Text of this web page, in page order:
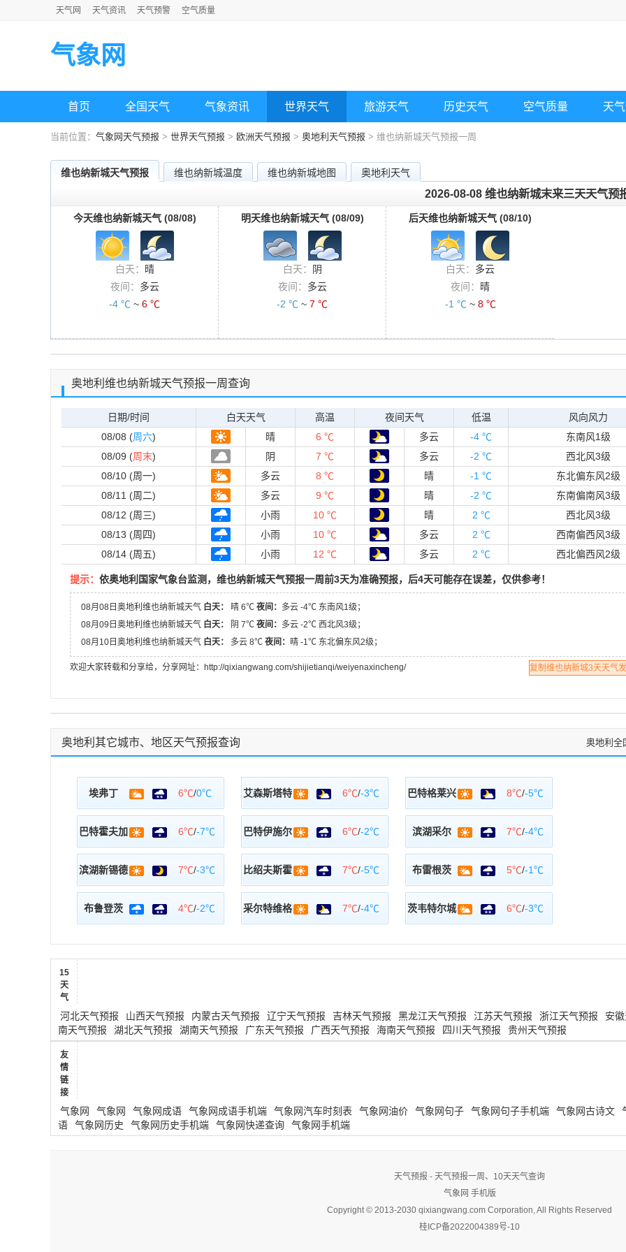
天气网 天气资讯 天气预警 空气质量
气象网
首页 全国天气 气象资讯 世界天气 旅游天气 历史天气 空气质量 天
当前位置： 气象网天气预报 > 世界天气预报 > 欧洲天气预报 > 奥地利天气预报 > 维也纳新城天气预报一周
维也纳新城天气预报 维也纳新城温度 维也纳新城地图 奥地利天气
2026-08-08 维也纳新城末来三天天气预
今天维也纳新城天气 (08/08)
白天：
晴
夜间： 多云
-4 ℃ ~ 6 ℃
明天维也纳新城天气 (08/09)
白天：
阴
夜间： 多云
-2 ℃ ~ 7 ℃
后天维也纳新城天气 (08/10)
白天： 多云
夜间：
晴
-1 ℃ ~ 8 ℃
奥地利维也纳新城天气预报一周查询
日期/时间 白天天气 高温 夜间天气 低温
风向风力
08/08 (周六) 晴 6 ℃ 多云 -4 ℃
东南风1级
08/09 (周末) 阴 7 ℃ 多云 -2 ℃
西北风3级
08/10 (周一)
多云 8 ℃ 晴 -1 ℃
东北偏东风2级
08/11 (周二)
多云 9 ℃ 晴 -2 ℃
东南偏南风3级
08/12 (周三)
小雨 10 ℃ 晴 2 ℃
西北风3级
08/13 (周四)
小雨 10 ℃ 多云 2 ℃
西南偏西风3级
08/14 (周五)
小雨 12 ℃ 多云 2 ℃ 西北偏西风2级
提示： 依奥地利国家气象台监测，维也纳新城天气预报一周前3天为准确预报，后4天可能存在误差，仅供参考！
08月08日奥地利维也纳新城天气 白天： 晴 6℃ 夜间： 多云 -4℃ 东南风1级；
08月09日奥地利维也纳新城天气 白天： 阴 7℃ 夜间： 多云 -2℃ 西北风3级；
08月10日奥地利维也纳新城天气 白天： 多云 8℃ 夜间： 晴 -1℃ 东北偏东风2级；
欢迎大家转载和分享给，分享网址：http://qixiangwang.com/shijietianqi/weiyenaxincheng/ 复制维也纳新城3天天气
奥地利其它城市、地区天气预报查询 奥地利全
埃弗丁 6℃/0℃ 艾森斯塔特 6℃/-3℃ 巴特格莱兴 8℃/-5℃
巴特霍夫加 6℃/-7℃ 巴特伊施尔 6℃/-2℃ 滨湖采尔 7℃/-4℃
滨湖新锡德 7℃/-3℃ 比绍夫斯霍 7℃/-5℃ 布雷根茨 5℃/-1℃
布鲁登茨 4℃/-2℃ 采尔特维格 7℃/-4℃ 茨韦特尔城 6℃/-3℃
15
天
气
河北天气预报 山西天气预报 内蒙古天气预报 辽宁天气预报 吉林天气预报 黑龙江天气预报 江苏天气预报 浙江天气预报 安
南天气预报
湖北天气预报 湖南天气预报 广东天气预报 广西天气预报 海南天气预报 四川天气预报 贵州天气预报
友
情
链
接
气象网 气象网 气象网成语 气象网成语手机端 气象网汽车时刻表 气象网油价 气象网句子 气象网句子手机端 气象网古诗文
语
气象网历史 气象网历史手机端 气象网快递查询 气象网手机端
天气预报 - 天气预报一周、10天天气查询
气象网 手机版
Copyright © 2013-2030 qixiangwang.com Corporation, All Rights Reserved
桂ICP备2022004389号-10